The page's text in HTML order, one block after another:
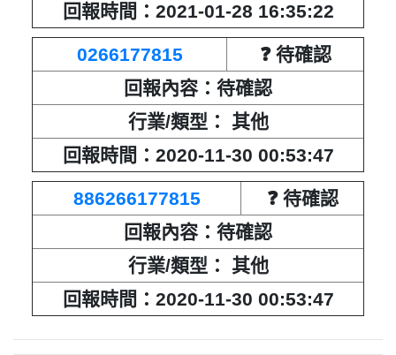
回報時間：2021-01-28 16:35:22
0266177815
❓ 待確認
回報內容：待確認
行業/類型： 其他
回報時間：2020-11-30 00:53:47
886266177815
❓ 待確認
回報內容：待確認
行業/類型： 其他
回報時間：2020-11-30 00:53:47